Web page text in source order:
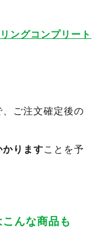
ングコンプリート
ご注文確定後の
かりますことを予
んな商品も